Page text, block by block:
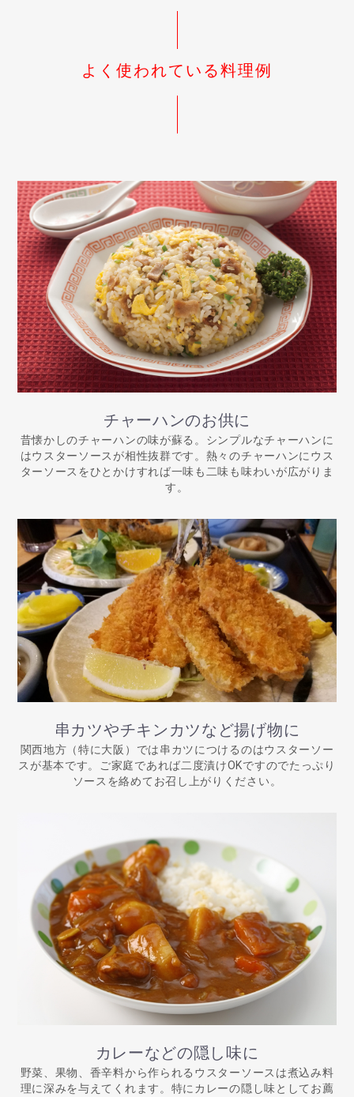
よく使われている料理例
チャーハンのお供に
昔懐かしのチャーハンの味が蘇る。シンプルなチャーハンに
はウスターソースが相性抜群です。熱々のチャーハンにウス
ターソースをひとかけすれば一味も二味も味わいが広がりま
す。
串カツやチキンカツなど揚げ物に
関西地方（特に大阪）では串カツにつけるのはウスターソー
スが基本です。ご家庭であれば二度漬けOKですのでたっぷり
ソースを絡めてお召し上がりください。
カレーなどの隠し味に
野菜、果物、香辛料から作られるウスターソースは煮込み料
理に深みを与えてくれます。特にカレーの隠し味としてお薦